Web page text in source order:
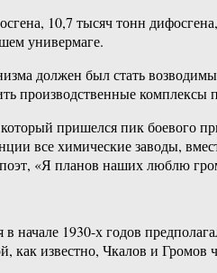
10,7 тысяч тонн
универмаге.
должен был стать
производственные
пришелся пик
все химические заводы,
«Я планов наших люблю
в начале 1930-х годов
известно, Чкалов и Громов